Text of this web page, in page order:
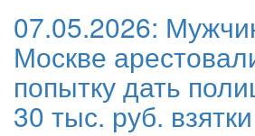
07.05.2026:
Москве
попытку дать
30 тыс. руб. взятки